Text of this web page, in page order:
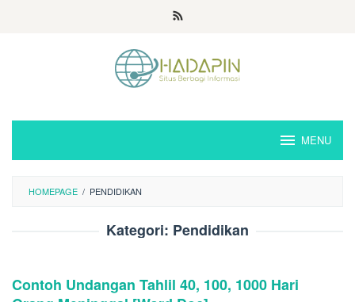
MENU
HOMEPAGE / PENDIDIKAN
Kategori: Pendidikan
Contoh Undangan Tahlil 40, 100, 1000 Hari